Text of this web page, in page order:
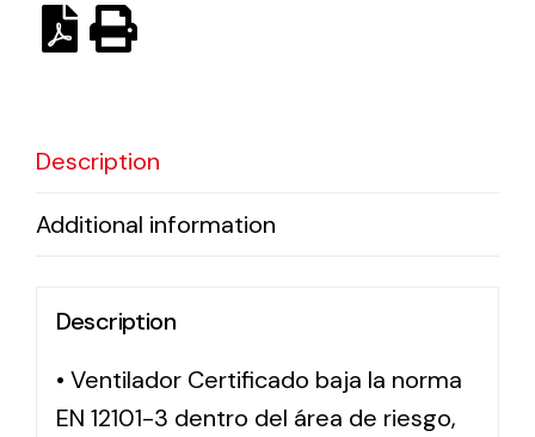
Solar lighting
Variety of solar solutions for all kinds of needs.
Description
Additional information
Description
• Ventilador Certificado baja la norma
EN 12101-3 dentro del área de riesgo,